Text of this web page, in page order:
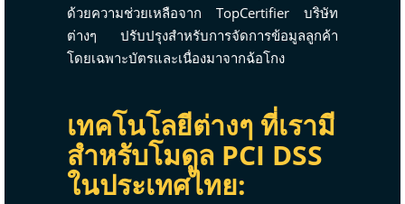
ด้วยความช่วยเหลือจาก TopCertifier บริษัท
ต่างๆ ปรับปรุงสำหรับการจัดการข้อมูลลูกค้า
โดยเฉพาะบัตรและเนื่องมาจากฉ้อโกง
เทคโนโลยีต่างๆ ที่เรามี
สำหรับโมดูล PCI DSS
ในประเทศไทย: